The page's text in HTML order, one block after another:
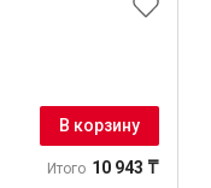
В корзину
Итого 10 943 ₸
сада